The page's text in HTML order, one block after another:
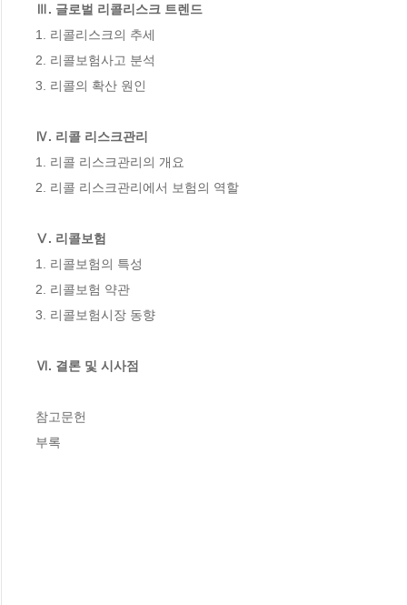
Ⅲ. 글로벌 리콜리스크 트렌드
1. 리콜리스크의 추세
2. 리콜보험사고 분석
3. 리콜의 확산 원인
Ⅳ. 리콜 리스크관리
1. 리콜 리스크관리의 개요
2. 리콜 리스크관리에서 보험의 역할
Ⅴ. 리콜보험
1. 리콜보험의 특성
2. 리콜보험 약관
3. 리콜보험시장 동향
Ⅵ. 결론 및 시사점
참고문헌
부록